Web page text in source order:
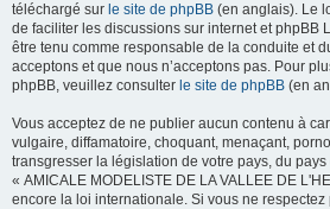
téléchargé sur le site de phpBB (en anglais). Le
de faciliter les discussions sur internet et phpBB
être tenu comme responsable de la conduite et
acceptons et que nous n’acceptons pas. Pour
phpBB, veuillez consulter le site de phpBB (en
Vous acceptez de ne publier aucun contenu à
vulgaire, diffamatoire, choquant, menaçant,
transgresser la législation de votre pays, du
« AMICALE MODELISTE DE LA VALLEE DE
encore la loi internationale. Si vous ne